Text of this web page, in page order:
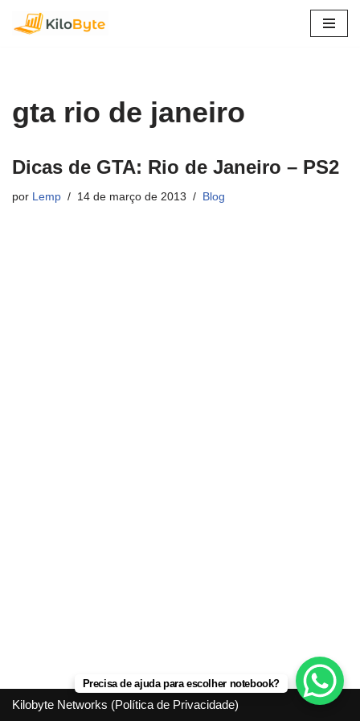
conteúdo
gta rio de janeiro
Dicas de GTA: Rio de Janeiro – PS2
por Lemp 14 de março de 2013 Blog
Kilobyte Networks (Política de Privacidade)
Precisa de ajuda para escolher notebook?